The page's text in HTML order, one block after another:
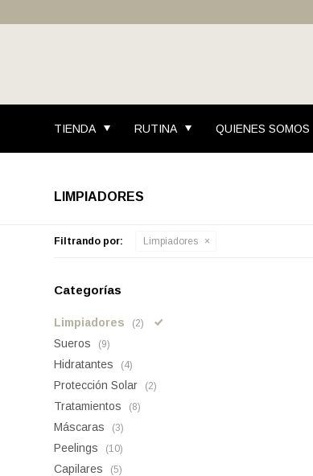
TIENDA RUTINA QUIENES SOMOS
LIMPIADORES
Filtrando por: Limpiadores
Categorías
Limpiadores (2)
Sueros (9)
Hidratantes (4)
Protección Solar (2)
Tratamientos (8)
Máscaras (3)
Peelings (10)
Capilares (5)